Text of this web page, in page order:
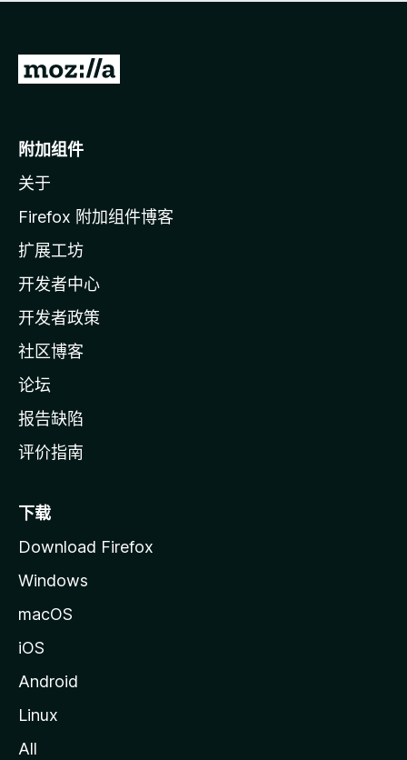
无
转
o
i
l
a
主
页
附加组件
关于
Firefox 附加组件博客
扩展工坊
开发者中心
开发者政策
社区博客
论坛
报告缺陷
评价指南
下载
Download Firefox
Windows
macOS
iOS
Android
Linux
All